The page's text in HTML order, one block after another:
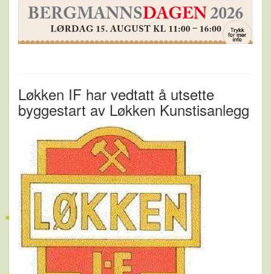
Løkken IF har vedtatt å utsette
byggestart av Løkken Kunstisanlegg